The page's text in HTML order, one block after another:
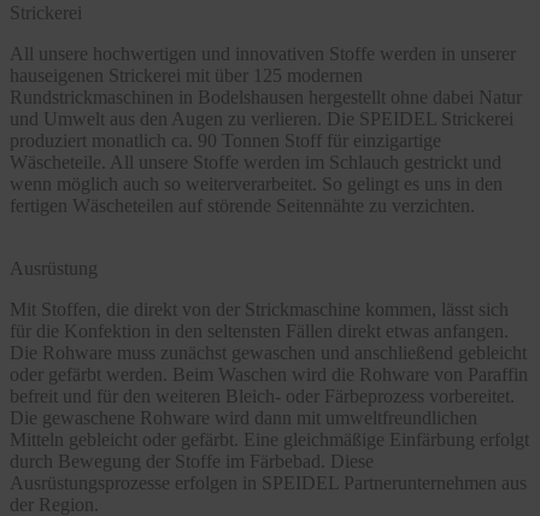
Strickerei
All unsere hochwertigen und innovativen Stoffe werden in unserer
hauseigenen Strickerei mit über 125 modernen
Rundstrickmaschinen in Bodelshausen hergestellt ohne dabei Natur
und Umwelt aus den Augen zu verlieren. Die SPEIDEL Strickerei
produziert monatlich ca. 90 Tonnen Stoff für einzigartige
Wäscheteile. All unsere Stoffe werden im Schlauch gestrickt und
wenn möglich auch so weiterverarbeitet. So gelingt es uns in den
fertigen Wäscheteilen auf störende Seitennähte zu verzichten.
Ausrüstung
Mit Stoffen, die direkt von der Strickmaschine kommen, lässt sich
für die Konfektion in den seltensten Fällen direkt etwas anfangen.
Die Rohware muss zunächst gewaschen und anschließend gebleicht
oder gefärbt werden. Beim Waschen wird die Rohware von Paraffin
befreit und für den weiteren Bleich- oder Färbeprozess vorbereitet.
Die gewaschene Rohware wird dann mit umweltfreundlichen
Mitteln gebleicht oder gefärbt. Eine gleichmäßige Einfärbung erfolgt
durch Bewegung der Stoffe im Färbebad. Diese
Ausrüstungsprozesse erfolgen in SPEIDEL Partnerunternehmen aus
der Region.